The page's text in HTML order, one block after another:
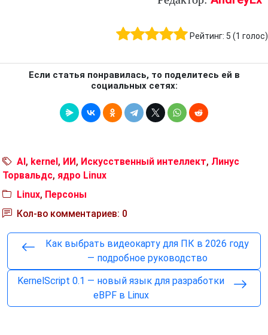
Рейтинг: 5 (1 голос)
Если статья понравилась, то поделитесь ей в
социальных сетях:
AI , kernel , ИИ , Искусственный интеллект, Линус
Торвальдс, ядро Linux
Linux, Персоны
Кол-во комментариев: 0
Как выбрать видеокарту для ПК в 2026 году
— подробное руководство
KernelScript 0.1 — новый язык для разработки
eBPF в Linux